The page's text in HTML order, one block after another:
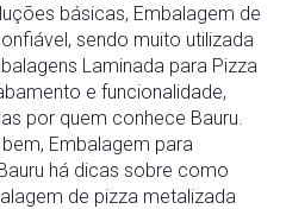
básicas, Embalagem de
sendo muito utilizada
Laminada para Pizza
e funcionalidade,
por quem conhece Bauru.
Embalagem para
há dicas sobre como
de pizza metalizada